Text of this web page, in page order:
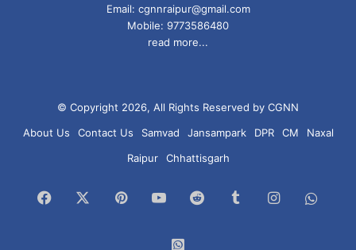
Email: cgnnraipur@gmail.com
Mobile: 9773586480
read more...
© Copyright 2026, All Rights Reserved by CGNN
About Us
Contact Us Samvad Jansampark DPR CM
Naxal
Raipur
Chhattisgarh
Facebook PinterestYouTubeReddit TumblrInstagram